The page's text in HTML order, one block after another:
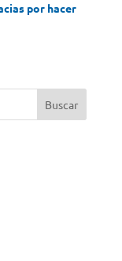
por hacer